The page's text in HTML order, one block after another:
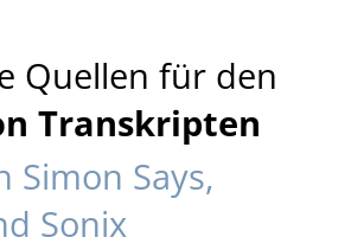
Quellen für den
Transkripten
Simon Says,
Sonix